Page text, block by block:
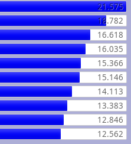
21.575
18.782
16.618
16.035
15.366
15.146
14.113
13.383
12.846
12.562